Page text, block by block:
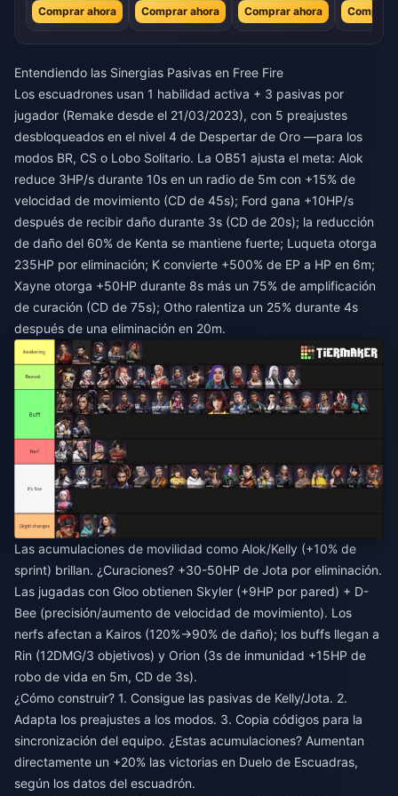
Comprar ahora Comprar ahora Comprar ahora Comprar
Entendiendo las Sinergias Pasivas en Free Fire
Los escuadrones usan 1 habilidad activa + 3 pasivas por
jugador (Remake desde el 21/03/2023), con 5 preajustes
desbloqueados en el nivel 4 de Despertar de Oro —para los
modos BR, CS o Lobo Solitario. La OB51 ajusta el meta: Alok
reduce 3HP/s durante 10s en un radio de 5m con +15% de
velocidad de movimiento (CD de 45s); Ford gana +10HP/s
después de recibir daño durante 3s (CD de 20s); la reducción
de daño del 60% de Kenta se mantiene fuerte; Luqueta otorga
235HP por eliminación; K convierte +500% de EP a HP en 6m;
Xayne otorga +50HP durante 8s más un 75% de amplificación
de curación (CD de 75s); Otho ralentiza un 25% durante 4s
después de una eliminación en 20m.
Las acumulaciones de movilidad como Alok/Kelly (+10% de
sprint) brillan. ¿Curaciones? +30-50HP de Jota por eliminación.
Las jugadas con Gloo obtienen Skyler (+9HP por pared) + D-
Bee (precisión/aumento de velocidad de movimiento). Los
nerfs afectan a Kairos (120%→90% de daño); los buffs llegan a
Rin (12DMG/3 objetivos) y Orion (3s de inmunidad +15HP de
robo de vida en 5m, CD de 3s).
¿Cómo construir? 1. Consigue las pasivas de Kelly/Jota. 2.
Adapta los preajustes a los modos. 3. Copia códigos para la
sincronización del equipo. ¿Estas acumulaciones? Aumentan
directamente un +20% las victorias en Duelo de Escuadras,
según los datos del escuadrón.